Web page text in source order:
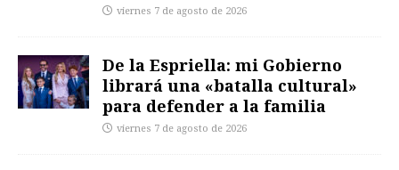
viernes 7 de agosto de 2026
De la Espriella: mi Gobierno
librará una «batalla cultural»
para defender a la familia
viernes 7 de agosto de 2026